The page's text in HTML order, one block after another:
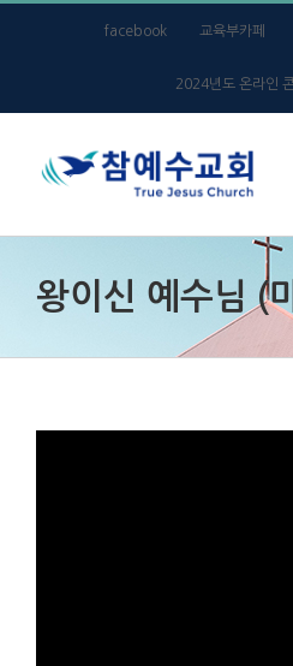
facebook 교육부카페
2024년도 온라인
왕이신 예수님 (